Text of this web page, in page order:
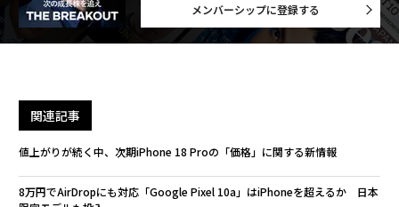
メンバーシップに登録する
関連記事
値上がりが続く中、次期iPhone 18 Proの「価格」に関する新情報
8万円でAirDropにも対応「Google Pixel 10a」はiPhoneを超えるか 日本